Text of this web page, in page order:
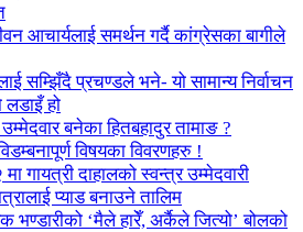
आचार्यलाई समर्थन गर्दै कांग्रेसका बागीले
सम्झिँदै प्रचण्डले भने- यो सामान्य निर्वाचन
लडाइँ हो
बनेका हितबहादुर तामाङ ?
विषयका विवरणहरु !
गायत्री दाहालको स्वन्त्र उम्मेदवारी
प्याड बनाउने तालिम
भण्डारीको ‘मैले हारेँ, अर्कैले जित्यो’ बोलको